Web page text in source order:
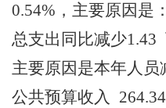
0.54%，主要原因是
总支出 同比减少1.43
主要原因是本年人员
公共预算收入 264.34